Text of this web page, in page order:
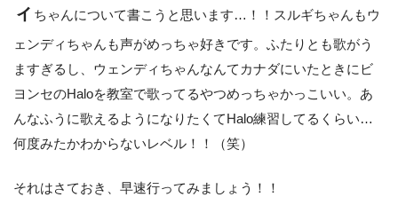
ィ ちゃんについて書こうと思います…！！スルギちゃんもウ
ェンディちゃんも声がめっちゃ好きです。ふたりとも歌がう
ますぎるし、ウェンディちゃんなんてカナダにいたときにビ
ヨンセのHaloを教室で歌ってるやつめっちゃかっこいい。あ
んなふうに歌えるようになりたくてHalo練習してるくらい…
何度みたかわからないレベル！！（笑）
それはさておき、早速行ってみましょう！！